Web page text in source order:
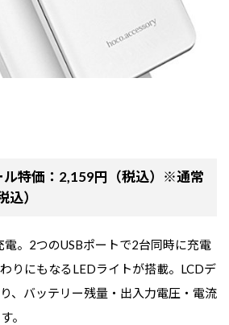
ル特価：2,159円（税込）※通常
）
。2つのUSBポートで2台同時に充電
りにもなるLEDライトが搭載。LCDデ
、バッテリー残量・出入力電圧・電流
。